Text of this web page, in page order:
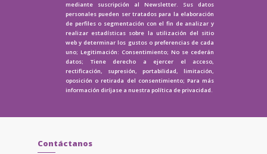
mediante suscripción al Newsletter. Sus datos
personales pueden ser tratados para la elaboración
de perfiles o segmentación con el fin de analizar y
realizar estadísticas sobre la utilización del sitio
web y determinar los gustos o preferencias de cada
uno; Legitimación: Consentimiento; No se cederán
datos; Tiene derecho a ejercer el acceso,
rectificación, supresión, portabilidad, limitación,
oposición o retirada del consentimiento; Para más
información diríjase a nuestra política de privacidad.
Contáctanos